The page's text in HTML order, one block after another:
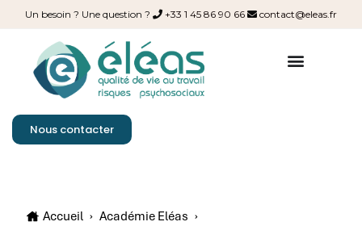
Un besoin ? Une question ? +33 1 45 86 90 66 contact@eleas.fr
Nous contacter
Accueil › Académie Eléas ›